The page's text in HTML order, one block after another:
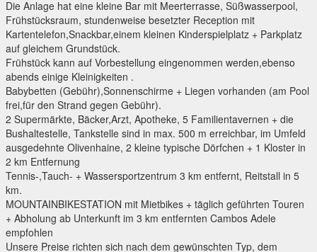
Die Anlage hat eine kleine Bar mit Meerterrasse, Süßwasserpool,
Frühstücksraum, stundenweise besetzter Reception mit
Kartentelefon,Snackbar,einem kleinen Kinderspielplatz + Parkplatz
auf gleichem Grundstück.
Frühstück kann auf Vorbestellung eingenommen werden,ebenso
abends einige Kleinigkeiten .
Babybetten (Gebühr),Sonnenschirme + Liegen vorhanden (am Pool
frei,für den Strand gegen Gebühr).
2 Supermärkte, Bäcker,Arzt, Apotheke, 5 Familientavernen + die
Bushaltestelle, Tankstelle sind in max. 500 m erreichbar, im Umfeld
ausgedehnte Olivenhaine, 2 kleine typische Dörfchen + 1 Kloster in
2 km Entfernung
Tennis-,Tauch- + Wassersportzentrum 3 km entfernt, Reitstall in 5
km.
MOUNTAINBIKESTATION mit Mietbikes + täglich geführten Touren
+ Abholung ab Unterkunft im 3 km entfernten Cambos Adele
empfohlen
Unsere Preise richten sich nach dem gewünschten Typ, dem